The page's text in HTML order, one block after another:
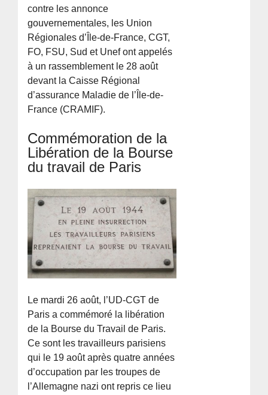
contre les annonce
gouvernementales, les Union
Régionales d’Île-de-France, CGT,
FO, FSU, Sud et Unef ont appelés
à un rassemblement le 28 août
devant la Caisse Régional
d’assurance Maladie de l’Île-de-
France (CRAMIF).
Commémoration de la
Libération de la Bourse
du travail de Paris
Le mardi 26 août, l’UD-CGT de
Paris a commémoré la libération
de la Bourse du Travail de Paris.
Ce sont les travailleurs parisiens
qui le 19 août après quatre années
d’occupation par les troupes de
l’Allemagne nazi ont repris ce lieu